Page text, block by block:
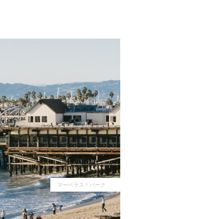
マーベラス！パーク